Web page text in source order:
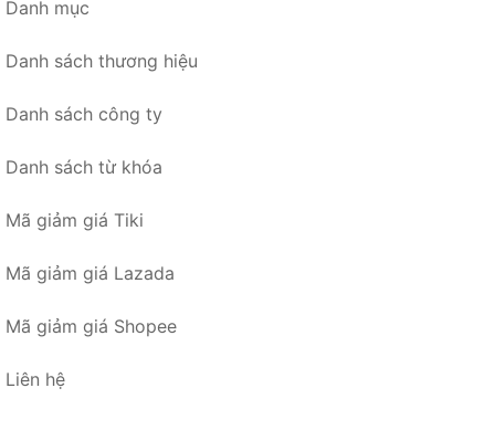
Danh mục
Danh sách thương hiệu
Danh sách công ty
Danh sách từ khóa
Mã giảm giá Tiki
Mã giảm giá Lazada
Mã giảm giá Shopee
Liên hệ